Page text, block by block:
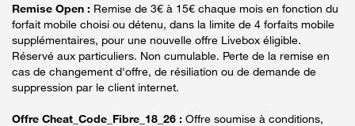
Remise Open : Remise de 3€ à 15€ chaque mois en fonction du
forfait mobile choisi ou détenu, dans la limite de 4 forfaits mobile
supplémentaires, pour une nouvelle offre Livebox éligible.
Réservé aux particuliers. Non cumulable. Perte de la remise en
cas de changement d'offre, de résiliation ou de demande de
suppression par le client internet.
Offre Cheat_Code_Fibre_18_26 : Offre soumise à conditions,